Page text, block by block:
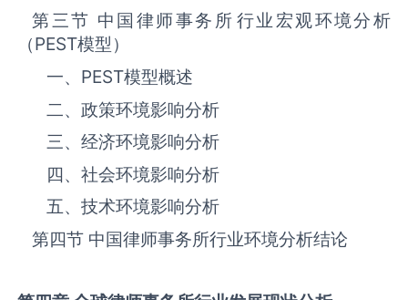
第三节 中国律师事务所‌‌‌行业宏观环境分析
（PEST模型）
一、 PEST模型概述
二、政策环境影响分析
三、‌‌‌经济环境影响分析
四、社会环境影响分析
五、技术环境影响分析
第四节 中国律师事务所‌‌‌行业环境分析结论